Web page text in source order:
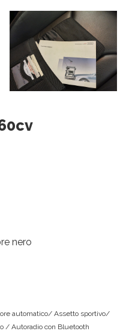
nero
automatico/ Assetto sportivo/
/ Autoradio con Bluetooth